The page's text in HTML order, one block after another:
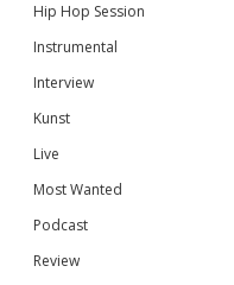
Hip Hop Session
Instrumental
Interview
Kunst
Live
Most Wanted
Podcast
Review